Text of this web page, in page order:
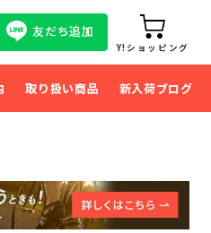
友だち追加
Y!ショッピング
取り扱い商品 新入荷ブログ